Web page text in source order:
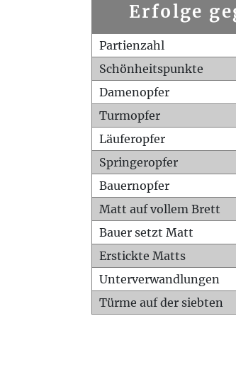
Erfolge
Partienzahl
Schönheitspunkte
Damenopfer
Turmopfer
Läuferopfer
Springeropfer
Bauernopfer
Matt auf vollem Brett
Bauer setzt Matt
Erstickte Matts
Unterverwandlungen
Türme auf der siebten